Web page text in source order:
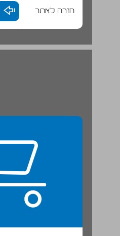
חזרה לאתר
א. היישובים הכפריים ... 18